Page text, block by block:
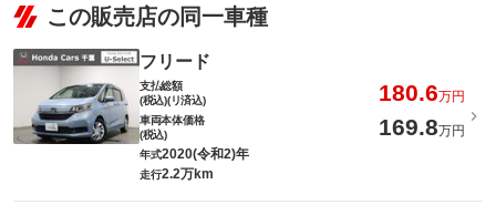
この販売店の同一車種
フリード
支払総額
(税込)(リ済込)
180.6万円
車両本体価格
(税込)
169.8万円
年式2020(令和2)年
走行2.2万km